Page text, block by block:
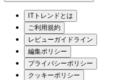
ITトレンドとは
ご利用規約
レビューガイドライン
編集ポリシー
プライバシーポリシー
クッキーポリシー